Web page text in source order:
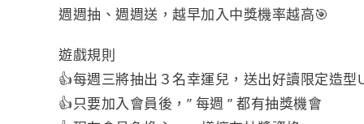
o
r
n
週週抽、週週送，越早加入中獎機率越高🎯
遊戲規則
👍每週三將抽出３名幸運兒，送出好讀限定造型
👍只要加入會員後，” 每週 ” 都有抽獎機會